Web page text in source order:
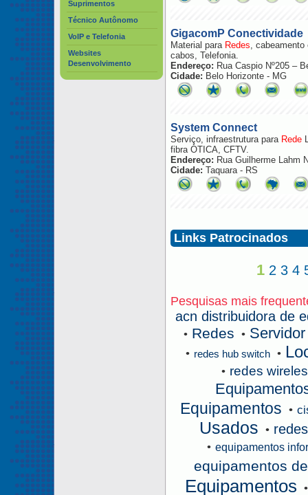
Suprimentos
Técnico Autônomo
VoIP e Telefonia
Websites
Desenvolvimento
GigacomP Conectividade
Material para Redes,
cabos, Telefonia.
Endereço: Rua Caspio Nº205 –
Cidade: Belo Horizonte - MG
System Connect
Serviço, infraestrutura para Rede
fibra ÓTICA, CFTV.
Endereço: Rua Guilherme Lahm
Cidade: Taquara - RS
Links Patrocinados
1 2 3 4
Pesquisas mais
acn distribuidora de
• Redes •
• redes hub switch •
• redes
Equipamentos •
Usados •
• equipamentos
equipamentos
Equipamentos •